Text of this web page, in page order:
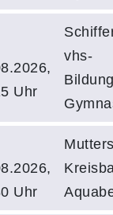
Uhr
vhs-
Uhr